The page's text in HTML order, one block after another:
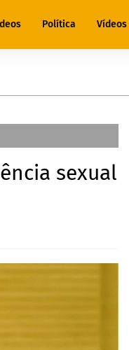
Política Vídeos
sexual